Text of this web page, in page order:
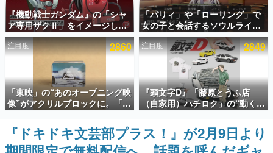
アプリセール情報
インタビュー
連載・特集一覧
殿堂入り記事
SNS拡散数が数千以上！ ページビュー数万以上！ などな
ど。多くの人々に読まれた、電ファミ渾身の“殿堂入り”記
事をまとめました。
ゲームの企画書
名作ゲームクリエイターの方々に製作時のエピソードをお
聞きし、ヒットする企画（ゲーム）とは何か？を探ってい
『機動戦士ガンダム』の「シャ
ア専用ザクⅡ」をイメージした
散水ホースリールが予約開始。
本体にはシャアのパーソナルマ
ークやジオン公国軍のエンブレ
ム、型式番号などを配置
「パリィ」や「ローリング」で
女の子と会話するソウルライク
恋愛ゲーム『小早川さんはソウ
ルライク』無料公開。返事に失
敗すると「YOU DIED」
注目度 2860
「東映」の“あのオープニング映
像”がアクリルブロックに。「東
映ヒストリカル グッズコレクシ
ョン」が8月下旬より発売
注目度 2849
『頭文字D』「藤原とうふ店
（自家用）ハチロク」の“動くテ
ィッシュケース”が買えるポップ
アップショップが開催へ。マン
ガの舞台である群馬の「イオン
モール高崎」にて、8月11日か
『ドキドキ文芸部プラス！』が2月9日より